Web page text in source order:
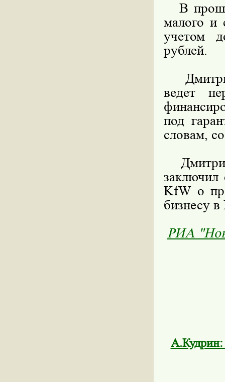
В
малого и
учетом
рублей.
ведет
под
словам,
заключил
KfW о
бизнесу
РИА
А.Кудрин: